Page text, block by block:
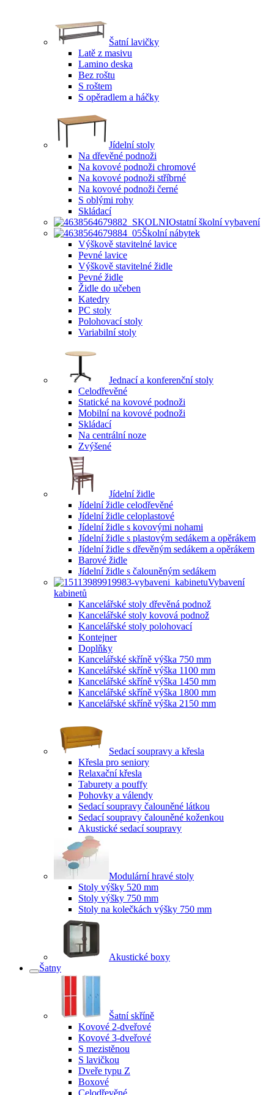
Šatní lavičky
Latě z masivu
Lamino deska
Bez roštu
S roštem
S opěradlem a háčky
Jídelní stoly
Na dřevěné podnoži
Na kovové podnoži chromové
Na kovové podnoži stříbrné
Na kovové podnoži černé
S oblými rohy
Skládací
Ostatní školní vybavení
Školní nábytek
Výškově stavitelné lavice
Pevné lavice
Výškově stavitelné židle
Pevné židle
Židle do učeben
Katedry
PC stoly
Polohovací stoly
Variabilní stoly
Jednací a konferenční stoly
Celodřevěné
Statické na kovové podnoži
Mobilní na kovové podnoži
Skládací
Na centrální noze
Zvýšené
Jídelní židle
Jídelní židle celodřevěné
Jídelní židle celoplastové
Jídelní židle s kovovými nohami
Jídelní židle s plastovým sedákem a opěrákem
Jídelní židle s dřevěným sedákem a opěrákem
Barové židle
Jídelní židle s čalouněným sedákem
Vybavení
kabinetů
Kancelářské stoly dřevěná podnož
Kancelářské stoly kovová podnož
Kancelářské stoly polohovací
Kontejner
Doplňky
Kancelářské skříně výška 750 mm
Kancelářské skříně výška 1100 mm
Kancelářské skříně výška 1450 mm
Kancelářské skříně výška 1800 mm
Kancelářské skříně výška 2150 mm
Sedací soupravy a křesla
Křesla pro seniory
Relaxační křesla
Taburety a pouffy
Pohovky a válendy
Sedací soupravy čalouněné látkou
Sedací soupravy čalouněné koženkou
Akustické sedací soupravy
Modulární hravé stoly
Stoly výšky 520 mm
Stoly výšky 750 mm
Stoly na kolečkách výšky 750 mm
Akustické boxy
Šatny
Šatní skříně
Kovové 2-dveřové
Kovové 3-dveřové
S mezistěnou
S lavičkou
Dveře typu Z
Boxové
Celodřevěné